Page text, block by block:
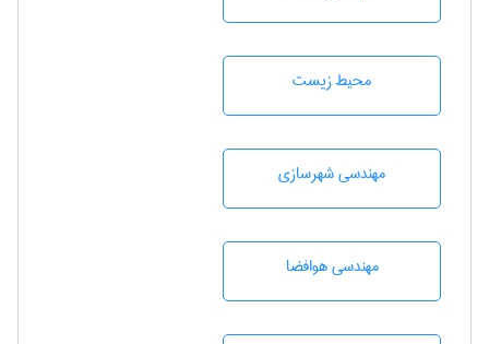
محيط زيست
مهندسی شهرسازی
مهندسی هوافضا